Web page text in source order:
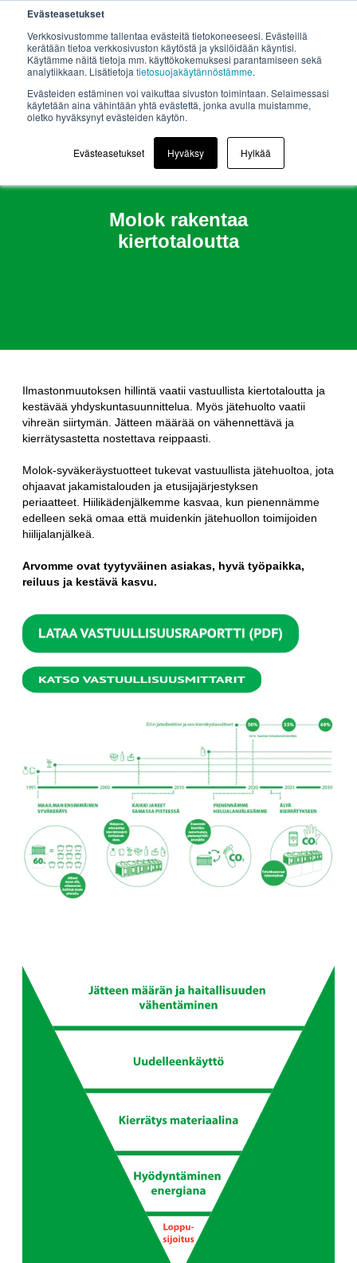
Evästeasetukset
Verkkosivustomme tallentaa evästeitä tietokoneeseesi. Evästeillä
kerätään tietoa verkkosivuston käytöstä ja yksilöidään käyntisi.
Käytämme näitä tietoja mm. käyttökokemuksesi parantamiseen sekä
analytiikkaan. Lisätietoja tietosuojakäytännöstämme.
Evästeiden estäminen voi vaikuttaa sivuston toimintaan. Selaimessasi
käytetään aina vähintään yhtä evästettä, jonka avulla muistamme,
oletko hyväksynyt evästeiden käytön.
Evästeasetukset Hyväksy Hylkää
Molok rakentaa
kiertotaloutta
Ilmastonmuutoksen hillintä vaatii vastuullista kiertotaloutta ja
kestävää yhdyskuntasuunnittelua. Myös jätehuolto vaatii
vihreän siirtymän. Jätteen määrää on vähennettävä ja
kierrätysastetta nostettava reippaasti.
Molok-syväkeräystuotteet tukevat vastuullista jätehuoltoa, jota
ohjaavat jakamistalouden ja etusijajärjestyksen
periaatteet. Hiilikädenjälkemme kasvaa, kun pienennämme
edelleen sekä omaa että muidenkin jätehuollon toimijoiden
hiilijalanjälkeä.
Arvomme ovat tyytyväinen asiakas, hyvä työpaikka,
reiluus ja kestävä kasvu.